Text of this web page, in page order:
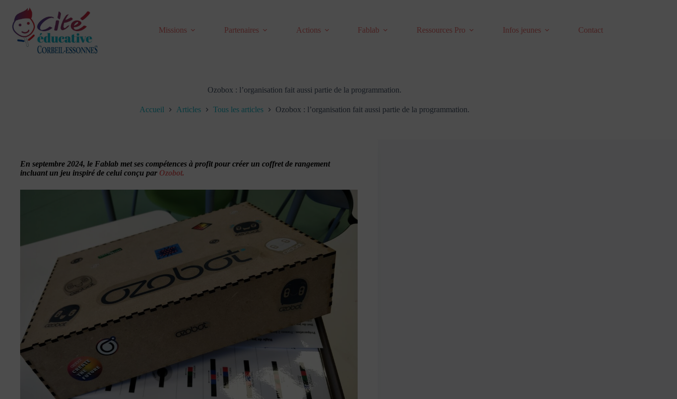
contenu
Missions
Partenaires Actions Fablab Ressources Pro Infos jeunes Contact
Ozobox : l’organisation fait aussi partie de la programmation.
Accueil Articles Tous les articles Ozobox : l’organisation fait aussi partie de la programmation.
En septembre 2024, le Fablab met ses compétences à profit pour créer un coffret de rangement
incluant un jeu inspiré de celui conçu par Ozobot.